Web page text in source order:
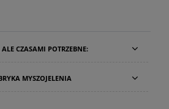
CZASAMI POTRZEBNE:
MYSZOJELENIA